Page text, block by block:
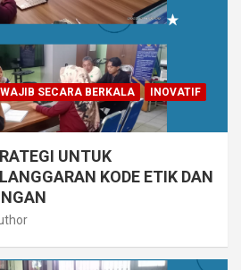
SECARA BERKALA
INOVATIF
UNTUK
KODE ETIK DAN